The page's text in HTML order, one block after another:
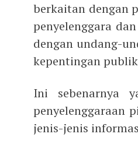
berkaitan dengan
penyelenggara
dengan undang-
kepentingan
Ini sebenarnya
penyelenggaraan
jenis-jenis